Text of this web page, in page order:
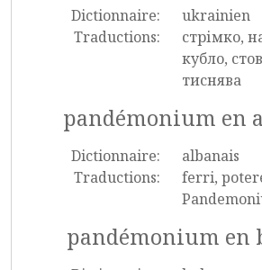
Dictionnaire:
ukrainien
Traductions:
стрімко,
кубло,
тиснява
pandémonium en
Dictionnaire:
albanais
Traductions:
ferri,
pandémonium en